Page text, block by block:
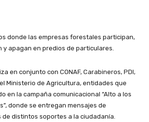
donde las empresas forestales participan,
y apagan en predios de particulares.
en conjunto con CONAF, Carabineros, PDI,
el Ministerio de Agricultura, entidades que
en la campaña comunicacional “Alto a los
donde se entregan mensajes de
distintos soportes a la ciudadanía.